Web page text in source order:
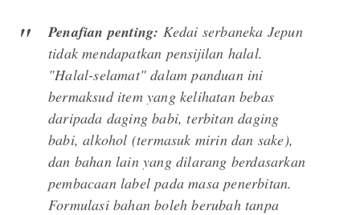
Penafian penting: Kedai serbaneka Jepun
tidak mendapatkan pensijilan halal.
"Halal-selamat" dalam panduan ini
bermaksud item yang kelihatan bebas
daripada daging babi, terbitan daging
babi, alkohol (termasuk mirin dan sake),
dan bahan lain yang dilarang berdasarkan
pembacaan label pada masa penerbitan.
Formulasi bahan boleh berubah tanpa